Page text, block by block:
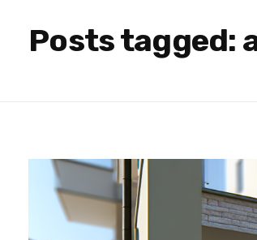
Posts tagged: